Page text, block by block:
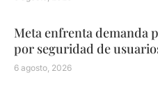
Meta enfrenta demanda
por seguridad de
6 agosto, 2026